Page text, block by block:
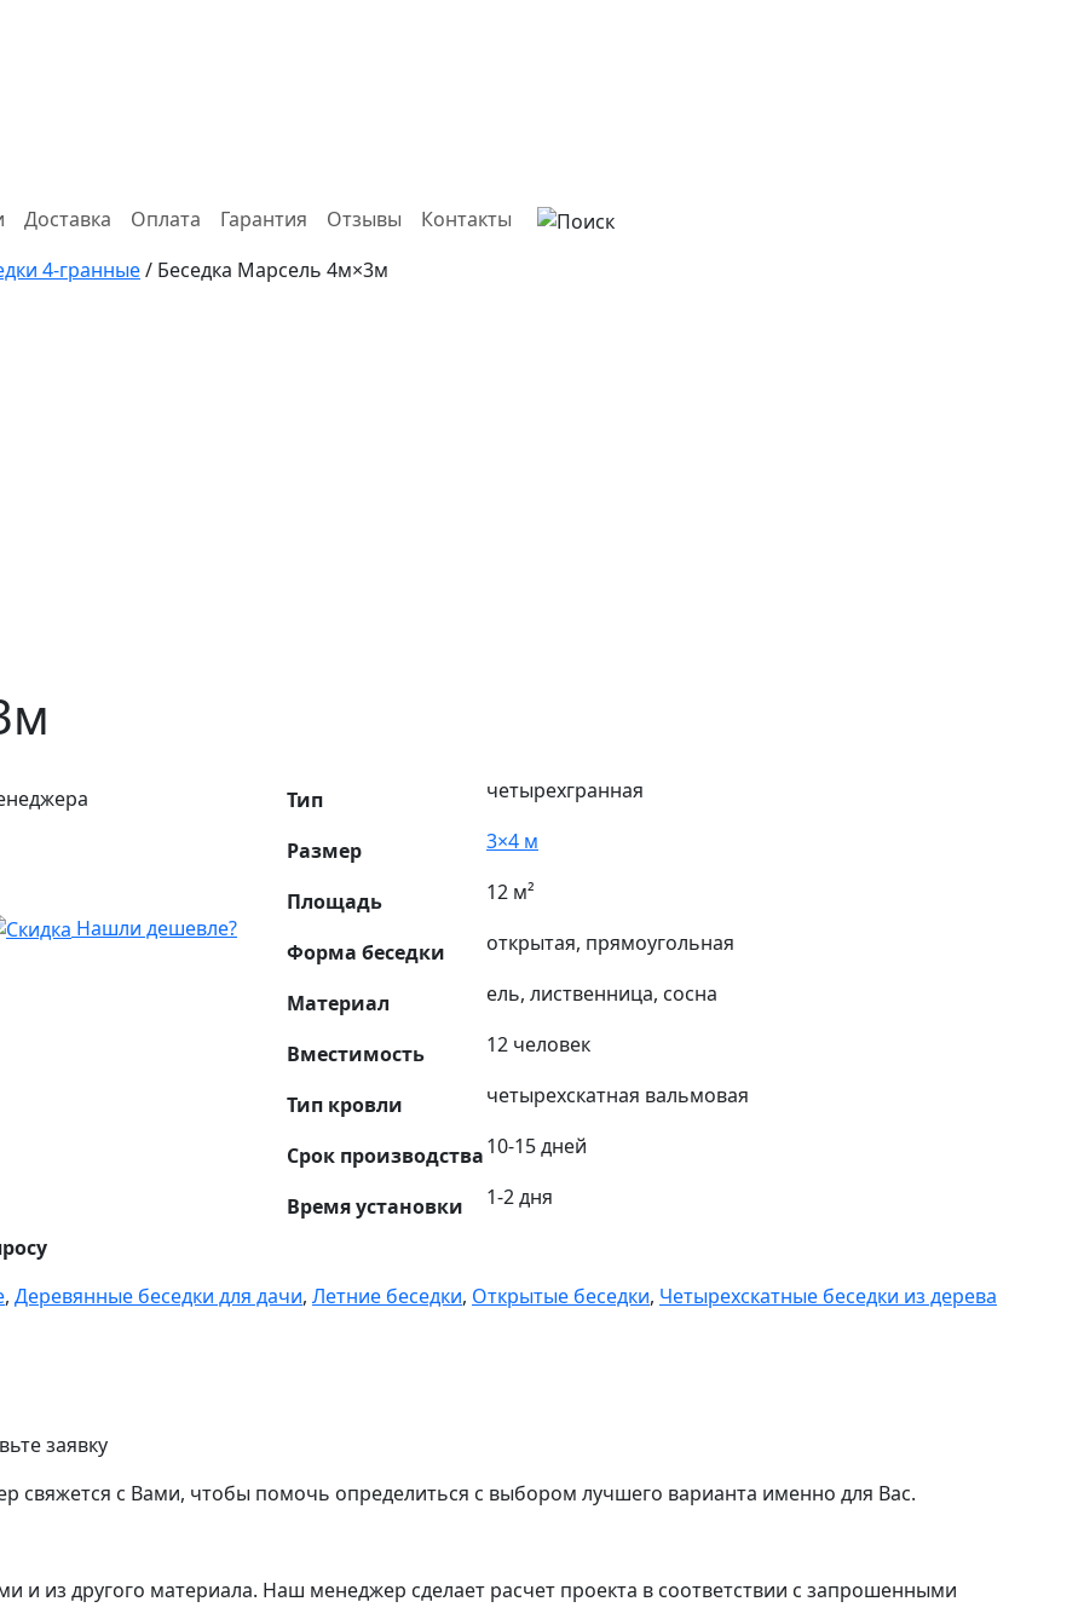
Доставка Оплата Гарантия Отзывы
Контакты
4-гранные/ Беседка Марсель 4м×3м
Нашли дешевле?
Тип четырехгранная
Размер 3×4 м
Площадь 12 м²
Форма беседки открытая, прямоугольная
Материал ель, лиственница, сосна
Вместимость 12 человек
Тип кровли четырехскатная вальмовая
Срок производства10-15 дней
Время установки 1-2 дня
, Деревянные беседки для дачи, Летние беседки, Открытые беседки, Четырехскатные беседки из дерева
заявку
свяжется с Вами, чтобы помочь определиться с выбором лучшего варианта именно для Вас.
и из другого материала. Наш менеджер сделает расчет проекта в соответствии с запрошенными